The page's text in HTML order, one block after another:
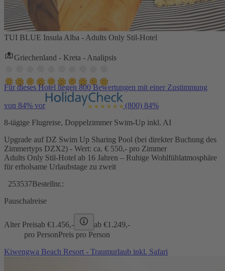
TUI BLUE Insula Alba - Adults Only Stil-Hotel
Griechenland - Kreta - Analipsis
Für dieses Hotel liegen 800 Bewertungen mit einer Zustimmung
von 84% vor (800) 84%
8-tägige Flugreise, Doppelzimmer Swim-Up inkl. AI
Upgrade auf DZ Swim Up Sharing Pool (bei direkter Buchung des
Zimmertyps DZX2) - Wert: ca. € 550,- pro Zimmer
Adults Only Stil-Hotel ab 16 Jahren – Ruhige Wohlfühlatmosphäre
für erholsame Urlaubstage zu zweit
253537Bestellnr.:
Pauschalreise
Alter Preisab €1.456,- ab €1.249,-
pro PersonPreis pro Person
Kiwengwa Beach Resort - Traumurlaub inkl. Safari